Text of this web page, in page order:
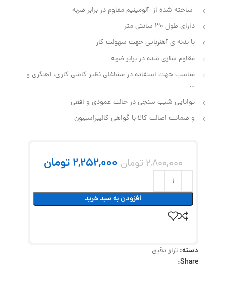
ساخته شده از آلومینیم مقاوم در برابر ضربه
دارای طول 30 سانتی متر
با بدنه ی آهنربایی جهت سهولت کار
مقاوم سازی شده در برابر ضربه
مناسب جهت اسنفاده در مشاغلی نظیر کاشی کاری، آهنگری و
…
توانایی شیب سنجی در حالت عمودی و افقی
و ضمانت اصالت کالا با گواهی کالیبراسیبون
2,800,000تومان 2,252,000 تومان
افزودن به سبد خرید
دسته: تراز دقیق
Share: